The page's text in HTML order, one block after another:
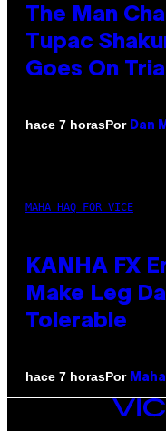
The Man
Tupac
Goes On
hace 7 horasPor Dan
MAHA HAQ FOR VICE
KANHA FX
Make Leg
Tolerable
hace 7 horasPor
VICE
MEDIA